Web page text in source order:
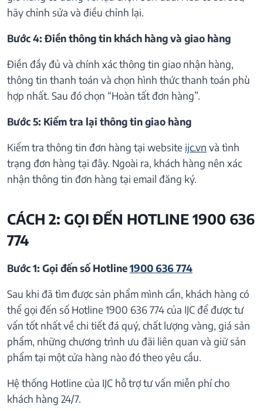
hãy chỉnh sửa và điều chỉnh lại.
Bước 4: Điền thông tin khách hàng và giao hàng
Điền đầy đủ và chính xác thông tin giao nhận hàng,
thông tin thanh toán và chọn hình thức thanh toán phù
hợp nhất. Sau đó chọn “Hoàn tất đơn hàng”.
Bước 5: Kiểm tra lại thông tin giao hàng
Kiểm tra thông tin đơn hàng tại website ijc.vn và tình
trạng đơn hàng tại đây. Ngoài ra, khách hàng nên xác
nhận thông tin đơn hàng tại email đăng ký.
CÁCH 2: GỌI ĐẾN HOTLINE 1900 636
774
Bước 1: Gọi đến số Hotline1900 636 774
Sau khi đã tìm được sản phẩm mình cần, khách hàng có
thể gọi đến số Hotline 1900 636 774 của IJC để được tư
vấn tốt nhất về chi tiết đá quý, chất lượng vàng, giá sản
phẩm, những chương trình ưu đãi liên quan và giữ sản
phẩm tại một cửa hàng nào đó theo yêu cầu.
Hệ thống Hotline của IJC hỗ trợ tư vấn miễn phí cho
khách hàng 24/7.